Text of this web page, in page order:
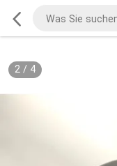
2/ 4